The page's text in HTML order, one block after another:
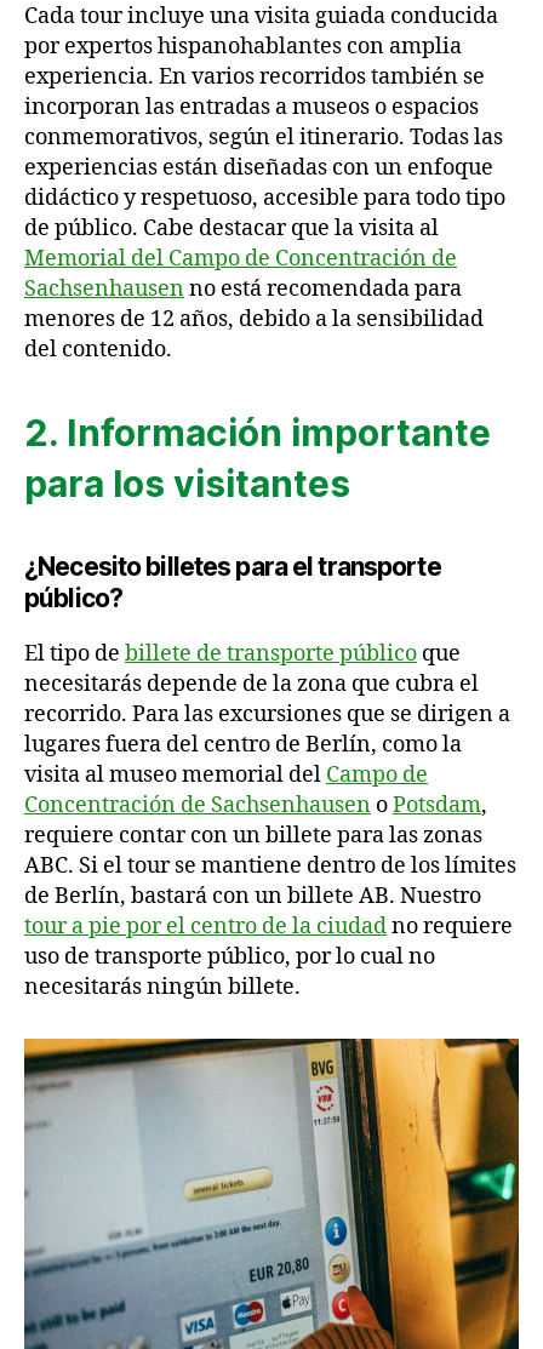
Cada tour incluye una visita guiada conducida
por expertos hispanohablantes con amplia
experiencia. En varios recorridos también se
incorporan las entradas a museos o espacios
conmemorativos, según el itinerario. Todas las
experiencias están diseñadas con un enfoque
didáctico y respetuoso, accesible para todo tipo
de público. Cabe destacar que la visita al
Memorial del Campo de Concentración de
Sachsenhausenno está recomendada para
menores de 12 años, debido a la sensibilidad
del contenido.
2. Información importante
para los visitantes
¿Necesito billetes para el transporte
público?
El tipo de billete de transporte público que
necesitarás depende de la zona que cubra el
recorrido. Para las excursiones que se dirigen a
lugares fuera del centro de Berlín, como la
visita al museo memorial del Campo de
Concentración de Sachsenhausen oPotsdam,
requiere contar con un billete para las zonas
ABC. Si el tour se mantiene dentro de los límites
de Berlín, bastará con un billete AB. Nuestro
tour a pie por el centro de la ciudadno requiere
uso de transporte público, por lo cual no
necesitarás ningún billete.